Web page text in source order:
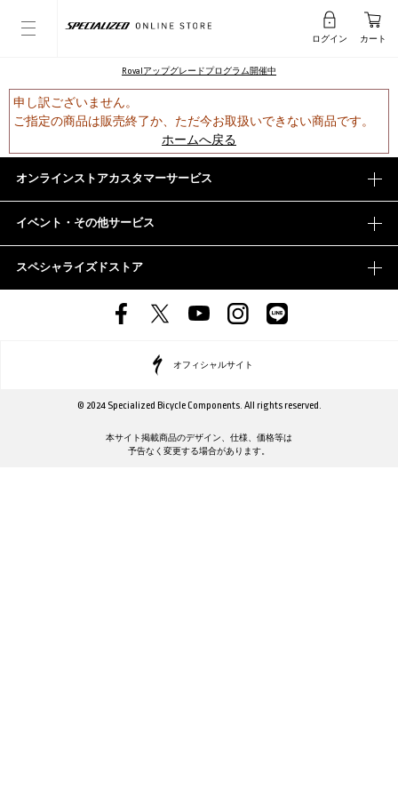
ログイン カート
Rovalアップグレードプログラム開催中
申し訳ございません。
ご指定の商品は販売終了か、ただ今お取扱いできない商品です。
ホームへ戻る
オンラインストアカスタマーサービス
イベント・その他サービス
スペシャライズドストア
オフィシャルサイト
© 2024 Specialized Bicycle Components. All rights reserved.
本サイト掲載商品のデザイン、仕様、価格等は
予告なく変更する場合があります。